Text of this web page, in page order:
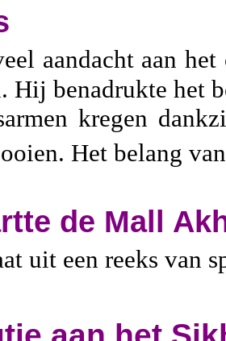
aandacht aan
Hij benadrukte het
kregen
Het belang
de Mall
uit een reeks van